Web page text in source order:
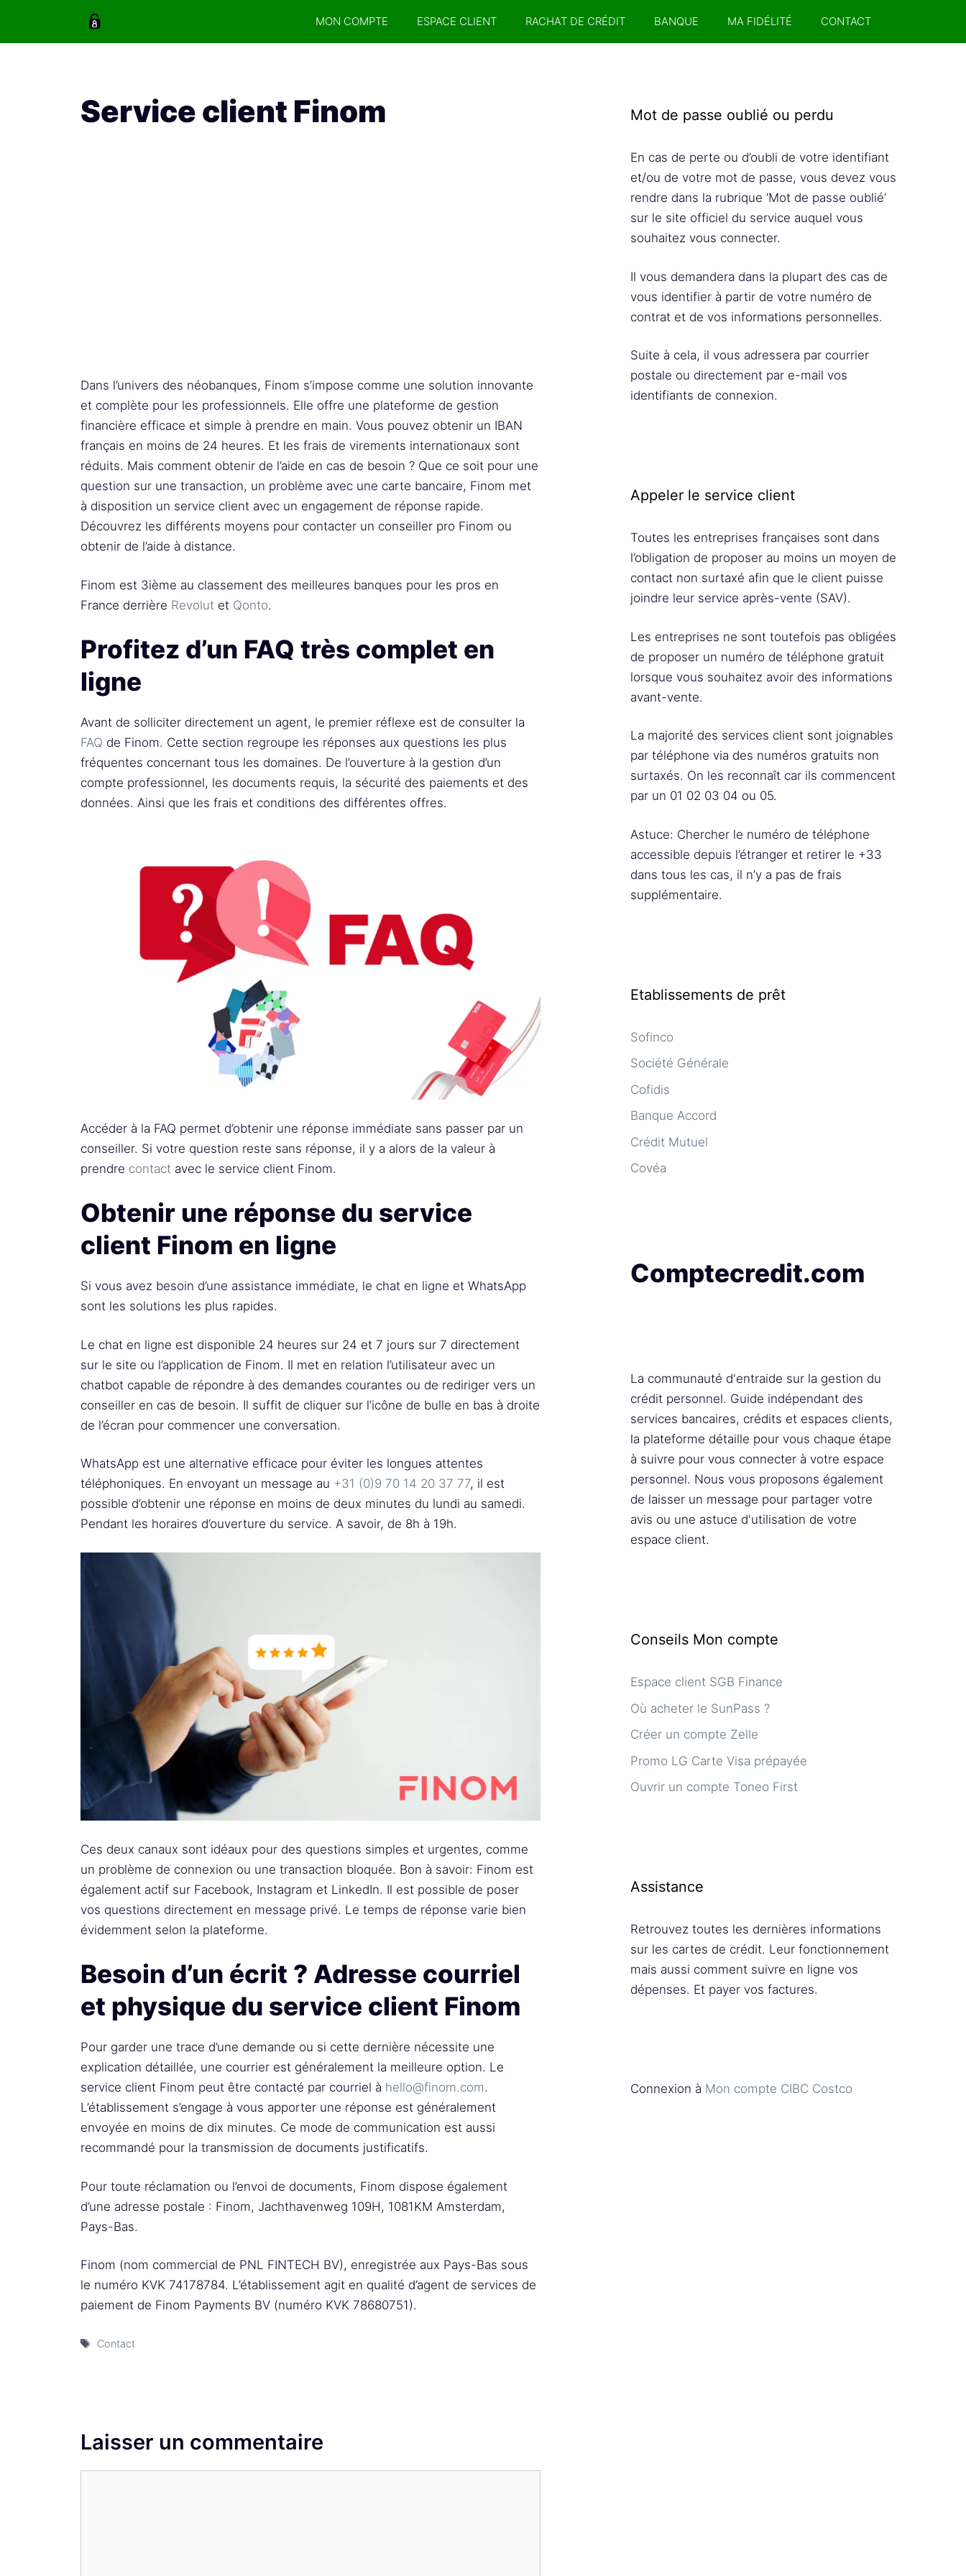
MON COMPTE ESPACE CLIENT RACHAT DE CRÉDIT BANQUE MA FIDÉLITÉ CONTACT
Service client Finom
Dans l’univers des néobanques, Finom s’impose comme une solution innovante
et complète pour les professionnels. Elle offre une plateforme de gestion
financière efficace et simple à prendre en main. Vous pouvez obtenir un IBAN
français en moins de 24 heures. Et les frais de virements internationaux sont
réduits. Mais comment obtenir de l’aide en cas de besoin ? Que ce soit pour une
question sur une transaction, un problème avec une carte bancaire, Finom met
à disposition un service client avec un engagement de réponse rapide.
Découvrez les différents moyens pour contacter un conseiller pro Finom ou
obtenir de l’aide à distance.
Finom est 3ième au classement des meilleures banques pour les pros en
France derrière Revolut et Qonto.
Profitez d’un FAQ très complet en
ligne
Avant de solliciter directement un agent, le premier réflexe est de consulter la
FAQ de Finom. Cette section regroupe les réponses aux questions les plus
fréquentes concernant tous les domaines. De l’ouverture à la gestion d’un
compte professionnel, les documents requis, la sécurité des paiements et des
données. Ainsi que les frais et conditions des différentes offres.
Accéder à la FAQ permet d’obtenir une réponse immédiate sans passer par un
conseiller. Si votre question reste sans réponse, il y a alors de la valeur à
prendre contact avec le service client Finom.
Obtenir une réponse du service
client Finom en ligne
Si vous avez besoin d’une assistance immédiate, le chat en ligne et WhatsApp
sont les solutions les plus rapides.
Le chat en ligne est disponible 24 heures sur 24 et 7 jours sur 7 directement
sur le site ou l’application de Finom. Il met en relation l’utilisateur avec un
chatbot capable de répondre à des demandes courantes ou de rediriger vers un
conseiller en cas de besoin. Il suffit de cliquer sur l’icône de bulle en bas à droite
de l’écran pour commencer une conversation.
WhatsApp est une alternative efficace pour éviter les longues attentes
téléphoniques. En envoyant un message au +31 (0)9 70 14 20 37 77, il est
possible d’obtenir une réponse en moins de deux minutes du lundi au samedi.
Pendant les horaires d’ouverture du service. A savoir, de 8h à 19h.
Ces deux canaux sont idéaux pour des questions simples et urgentes, comme
un problème de connexion ou une transaction bloquée. Bon à savoir: Finom est
également actif sur Facebook, Instagram et LinkedIn. Il est possible de poser
vos questions directement en message privé. Le temps de réponse varie bien
évidemment selon la plateforme.
Besoin d’un écrit ? Adresse courriel
et physique du service client Finom
Pour garder une trace d’une demande ou si cette dernière nécessite une
explication détaillée, une courrier est généralement la meilleure option. Le
service client Finom peut être contacté par courriel à hello@finom.com.
L’établissement s’engage à vous apporter une réponse est généralement
envoyée en moins de dix minutes. Ce mode de communication est aussi
recommandé pour la transmission de documents justificatifs.
Pour toute réclamation ou l’envoi de documents, Finom dispose également
d’une adresse postale : Finom, Jachthavenweg 109H, 1081KM Amsterdam,
Pays-Bas.
Finom (nom commercial de PNL FINTECH BV), enregistrée aux Pays-Bas sous
le numéro KVK 74178784. L’établissement agit en qualité d’agent de services de
paiement de Finom Payments BV (numéro KVK 78680751).
Étiquettes
Contact
Laisser un commentaire
Mot de passe oublié ou perdu
En cas de perte ou d’oubli de votre identifiant
et/ou de votre mot de passe, vous devez vous
rendre dans la rubrique ‘Mot de passe oublié’
sur le site officiel du service auquel vous
souhaitez vous connecter.
Il vous demandera dans la plupart des cas de
vous identifier à partir de votre numéro de
contrat et de vos informations personnelles.
Suite à cela, il vous adressera par courrier
postale ou directement par e-mail vos
identifiants de connexion.
Appeler le service client
Toutes les entreprises françaises sont dans
l’obligation de proposer au moins un moyen de
contact non surtaxé afin que le client puisse
joindre leur service après-vente (SAV).
Les entreprises ne sont toutefois pas obligées
de proposer un numéro de téléphone gratuit
lorsque vous souhaitez avoir des informations
avant-vente.
La majorité des services client sont joignables
par téléphone via des numéros gratuits non
surtaxés. On les reconnaît car ils commencent
par un 01 02 03 04 ou 05.
Astuce: Chercher le numéro de téléphone
accessible depuis l’étranger et retirer le +33
dans tous les cas, il n’y a pas de frais
supplémentaire.
Etablissements de prêt
Sofinco
Société Générale
Cofidis
Banque Accord
Crédit Mutuel
Covéa
Comptecredit.com
La communauté d'entraide sur la gestion du
crédit personnel. Guide indépendant des
services bancaires, crédits et espaces clients,
la plateforme détaille pour vous chaque étape
à suivre pour vous connecter à votre espace
personnel. Nous vous proposons également
de laisser un message pour partager votre
avis ou une astuce d'utilisation de votre
espace client.
Conseils Mon compte
Espace client SGB Finance
Où acheter le SunPass ?
Créer un compte Zelle
Promo LG Carte Visa prépayée
Ouvrir un compte Toneo First
Assistance
Retrouvez toutes les dernières informations
sur les cartes de crédit. Leur fonctionnement
mais aussi comment suivre en ligne vos
dépenses. Et payer vos factures.
Connexion à Mon compte CIBC Costco